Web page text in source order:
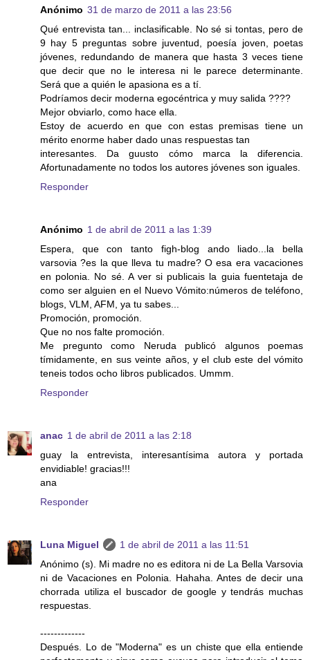
Anónimo 31 de marzo de 2011 a las 23:56
Qué entrevista tan... inclasificable. No sé si tontas, pero de
9 hay 5 preguntas sobre juventud, poesía joven, poetas
jóvenes, redundando de manera que hasta 3 veces tiene
que decir que no le interesa ni le parece determinante.
Será que a quién le apasiona es a tí.
Podríamos decir moderna egocéntrica y muy salida ????
Mejor obviarlo, como hace ella.
Estoy de acuerdo en que con estas premisas tiene un
mérito enorme haber dado unas respuestas tan
interesantes. Da guusto cómo marca la diferencia.
Afortunadamente no todos los autores jóvenes son iguales.
Responder
Anónimo 1 de abril de 2011 a las 1:39
Espera, que con tanto figh-blog ando liado...la bella
varsovia ?es la que lleva tu madre? O esa era vacaciones
en polonia. No sé. A ver si publicais la guia fuentetaja de
como ser alguien en el Nuevo Vómito:números de teléfono,
blogs, VLM, AFM, ya tu sabes...
Promoción, promoción.
Que no nos falte promoción.
Me pregunto como Neruda publicó algunos poemas
tímidamente, en sus veinte años, y el club este del vómito
teneis todos ocho libros publicados. Ummm.
Responder
anac 1 de abril de 2011 a las 2:18
guay la entrevista, interesantísima autora y portada
envidiable! gracias!!!
ana
Responder
Luna Miguel
1 de abril de 2011 a las 11:51
Anónimo (s). Mi madre no es editora ni de La Bella Varsovia
ni de Vacaciones en Polonia. Hahaha. Antes de decir una
chorrada utiliza el buscador de google y tendrás muchas
respuestas.
-------------
Después. Lo de "Moderna" es un chiste que ella entiende